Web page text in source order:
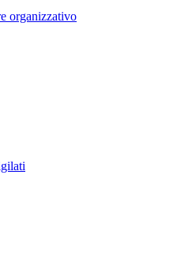
organizzativo